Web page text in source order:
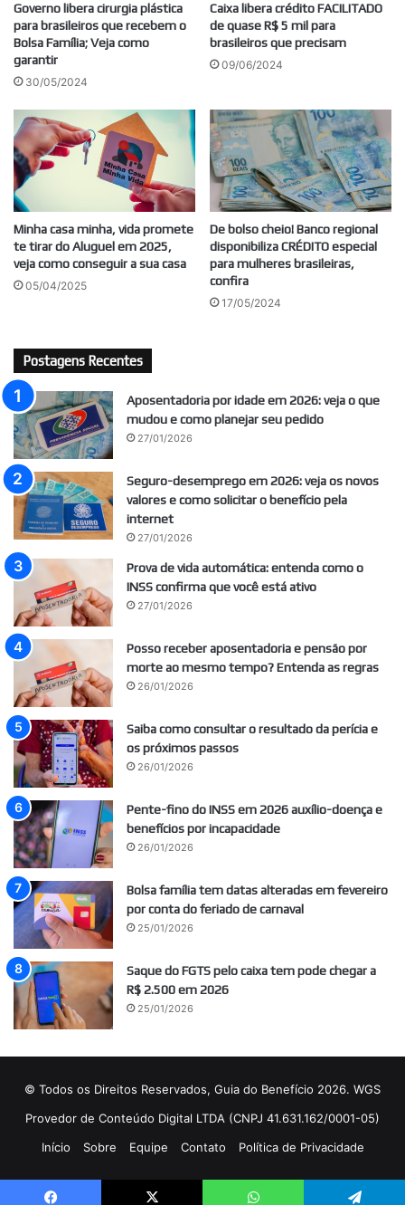
Governo libera cirurgia plástica
para brasileiros que recebem o
Bolsa Família; Veja como
garantir
30/05/2024
Caixa libera crédito FACILITADO
de quase R$ 5 mil para
brasileiros que precisam
09/06/2024
Minha casa minha, vida promete
te tirar do Aluguel em 2025,
veja como conseguir a sua casa
05/04/2025
De bolso cheio! Banco regional
disponibiliza CRÉDITO especial
para mulheres brasileiras,
confira
17/05/2024
Postagens Recentes
Aposentadoria por idade em 2026: veja o que
mudou e como planejar seu pedido
27/01/2026
Seguro-desemprego em 2026: veja os novos
valores e como solicitar o benefício pela
internet
27/01/2026
Prova de vida automática: entenda como o
INSS confirma que você está ativo
27/01/2026
Posso receber aposentadoria e pensão por
morte ao mesmo tempo? Entenda as regras
26/01/2026
Saiba como consultar o resultado da perícia e
os próximos passos
26/01/2026
Pente-fino do INSS em 2026 auxílio-doença e
benefícios por incapacidade
26/01/2026
Bolsa família tem datas alteradas em fevereiro
por conta do feriado de carnaval
25/01/2026
Saque do FGTS pelo caixa tem pode chegar a
R$ 2.500 em 2026
25/01/2026
© Todos os Direitos Reservados, Guia do Benefício 2026. WGS
Provedor de Conteúdo Digital LTDA (CNPJ 41.631.162/0001-05)
Início
Sobre Equipe Contato Política de Privacidade